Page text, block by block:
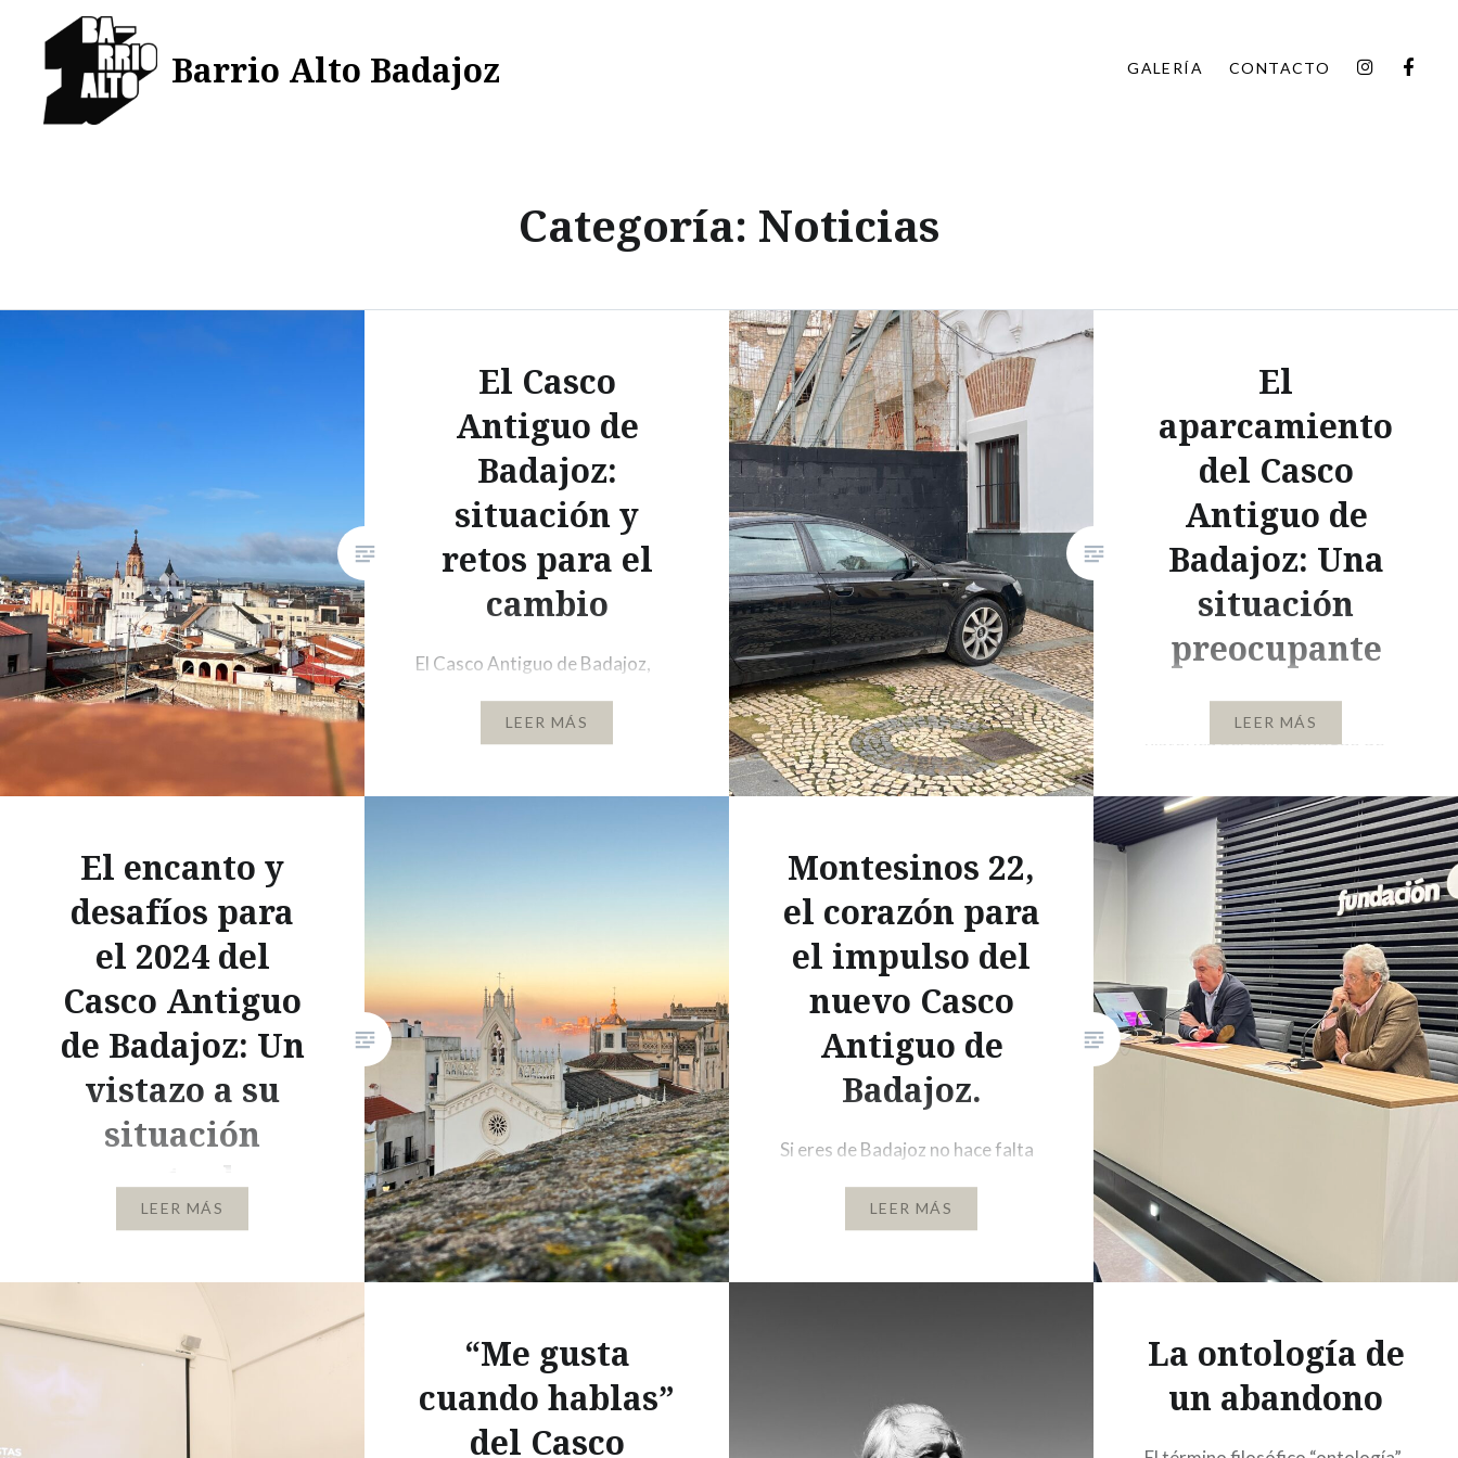
contenido
Barrio Alto Badajoz GALERÍA CONTACTO
Categoría: Noticias
El Casco
Antiguo de
Badajoz:
situación y
retos para el
cambio
El Casco Antiguo de Badajoz,
carácter de la ciudad, un lugar
detenerse. Pero en el mismo
escenario, puedes encontrar
casas…
LEER MÁS
El
aparcamiento
del Casco
Antiguo de
Badajoz: Una
situación
preocupante
La encantadora atmósfera
histórica del casco antiguo de
sus callejones empedrados,
arquitectura antigua y situación
única. Sin embargo, la belleza del
lugar se enfrenta a una
problemática cotidiana: el
aparcamiento. Residentes,
trabajadores y visitantes han
expresado sus preocupaciones
sobre la falta de espacios de
estacionamiento, donde
LEER MÁS
El encanto y
desafíos para
el 2024 del
Casco Antiguo
de Badajoz: Un
vistazo a su
situación
actual
Badajoz y su desafío, una ciudad
arquitectónico en su casco
antiguo. Este distrito, testigo
de siglos de transformaciones y
LEER MÁS
Montesinos 22,
el corazón para
el impulso del
nuevo Casco
Antiguo de
Badajoz.
Si eres de Badajoz no hace falta
situación en la que se encuentra
abandonada zona. Sobre el
barrio Los vecinos…
LEER MÁS
“Me gusta
cuando hablas”
del Casco
La ontología de
un abandono